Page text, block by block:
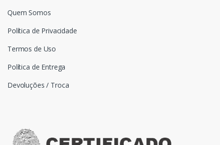
Quem Somos
Política de Privacidade
Termos de Uso
Política de Entrega
Devoluções / Troca